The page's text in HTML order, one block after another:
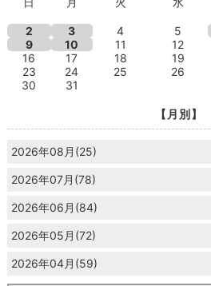
2
3 4 5
9
10 11 12
16
17 18 19
23
24 25 26
30
31
【月別】
2026年08月(25)
2026年07月(78)
2026年06月(84)
2026年05月(72)
2026年04月(59)